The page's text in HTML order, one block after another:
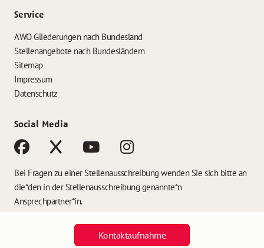
Kontaktaufnahme
Service
AWO Gliederungen nach Bundesland
Stellenangebote nach Bundesländern
Sitemap
Impressum
Datenschutz
Social Media
Bei Fragen zu einer Stellenausschreibung wenden Sie sich bitte an
die*den in der Stellenausschreibung genannte*n
Ansprechpartner*in.